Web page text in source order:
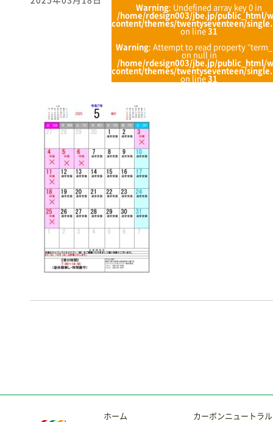
Warning: Undefined array key 0 in
/home/rdesign003/jbe.jp/public_html/
content/themes/twentyseventeen/
on line31
Warning: Attempt to read property
on null in
/home/rdesign003/jbe.jp/public_html/
content/themes/twentyseventeen/
on line31
ホーム
カーボンニュートラル